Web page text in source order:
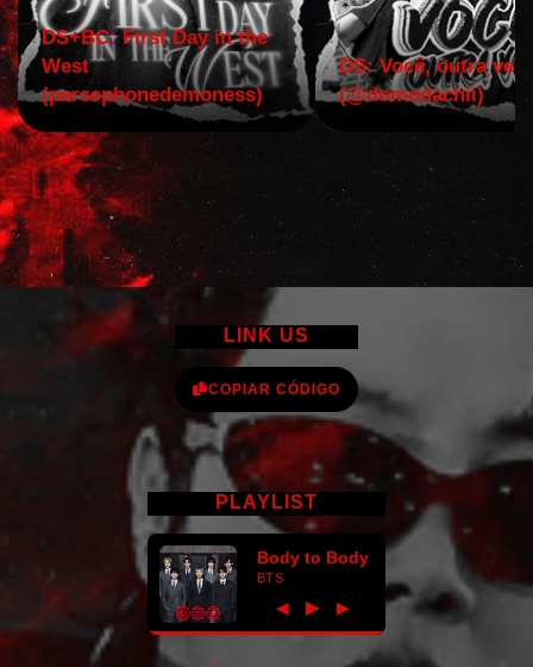
DS+BC: First Day in the
West
(persephonedemoness)
DS: Você, outra vez!
(@domodachii)
LINK US
COPIAR CÓDIGO
PLAYLIST
Body to Body
BTS
◀ ► ▶